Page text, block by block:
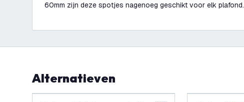
60mm zijn deze spotjes nagenoeg geschikt voor elk plafond.
Alternatieven